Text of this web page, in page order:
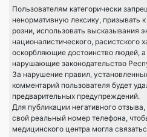
Пользователям категорически
ненормативную лексику, призывать
розни, использовать высказывания
националистического, расистского
оскорбляющие достоинство людей,
нарушающие законодательство
За нарушение правил,
комментарий пользователя будет
предварительных предупреждений.
Для публикации негативного
свой реальный номер телефона,
медицинского центра могла